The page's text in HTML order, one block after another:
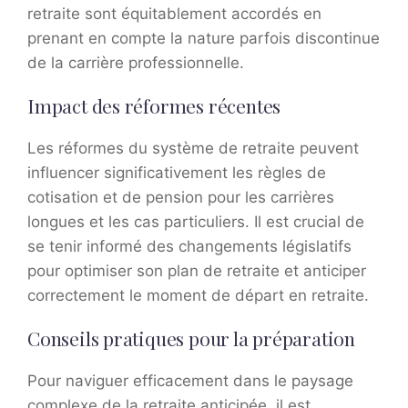
retraite sont équitablement accordés en
prenant en compte la nature parfois discontinue
de la carrière professionnelle.
Impact des réformes récentes
Les réformes du système de retraite peuvent
influencer significativement les règles de
cotisation et de pension pour les carrières
longues et les cas particuliers. Il est crucial de
se tenir informé des changements législatifs
pour optimiser son plan de retraite et anticiper
correctement le moment de départ en retraite.
Conseils pratiques pour la préparation
Pour naviguer efficacement dans le paysage